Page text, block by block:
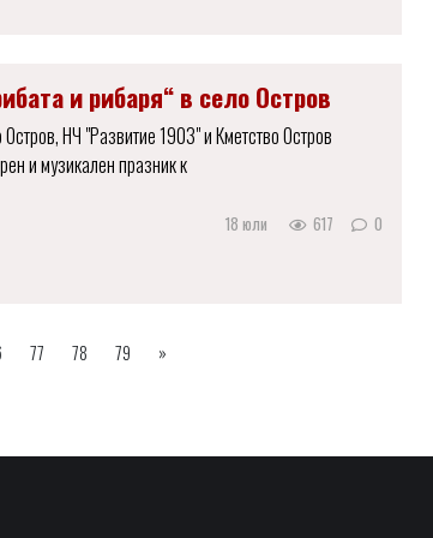
и рибаря“ в село Остров
Остров, НЧ "Развитие 1903" и Кметство Остров
и музикален празник к
18 юли 617 0
77 78 79 »